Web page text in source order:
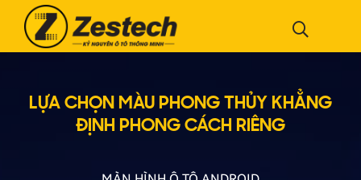
LỰA CHỌN MÀU PHONG THỦY KHẲNG
ĐỊNH PHONG CÁCH RIÊNG